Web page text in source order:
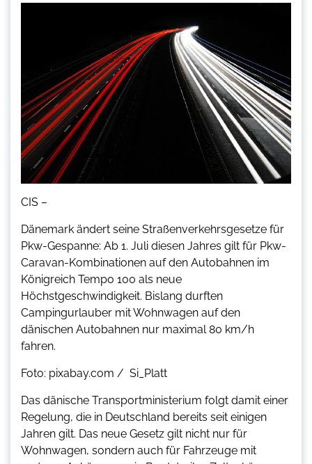
CIS –
Dänemark ändert seine Straßenverkehrsgesetze für
Pkw-Gespanne: Ab 1. Juli diesen Jahres gilt für Pkw-
Caravan-Kombinationen auf den Autobahnen im
Königreich Tempo 100 als neue
Höchstgeschwindigkeit. Bislang durften
Campingurlauber mit Wohnwagen auf den
dänischen Autobahnen nur maximal 80 km/h
fahren.
Foto: pixabay.com / Si_Platt
Das dänische Transportministerium folgt damit einer
Regelung, die in Deutschland bereits seit einigen
Jahren gilt. Das neue Gesetz gilt nicht nur für
Wohnwagen, sondern auch für Fahrzeuge mit